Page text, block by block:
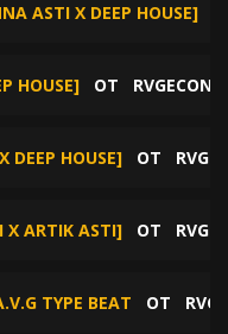
ASTI X DEEP HOUSE]
HOUSE] ОТ
DEEP HOUSE] ОТ
X ARTIK ASTI] ОТ
TYPE BEAT ОТ